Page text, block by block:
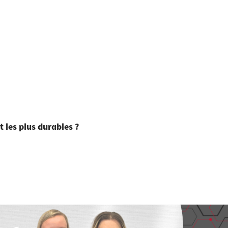
les plus durables ?